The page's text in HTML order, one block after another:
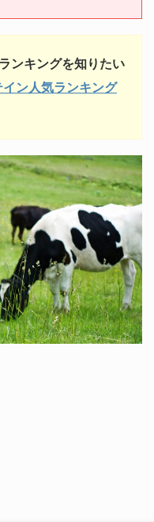
ンキングを知りたい
イン人気ランキング